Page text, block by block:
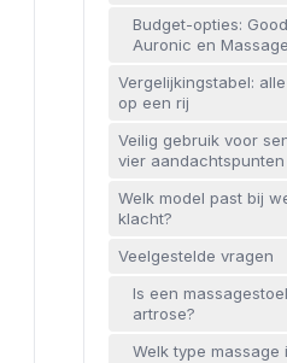
Budget-opties:
Auronic en
Vergelijkingstabel:
op een rij
Veilig gebruik voor
vier aandachtspunten
Welk model past bij
klacht?
Veelgestelde vragen
Is een
artrose?
Welk type massage